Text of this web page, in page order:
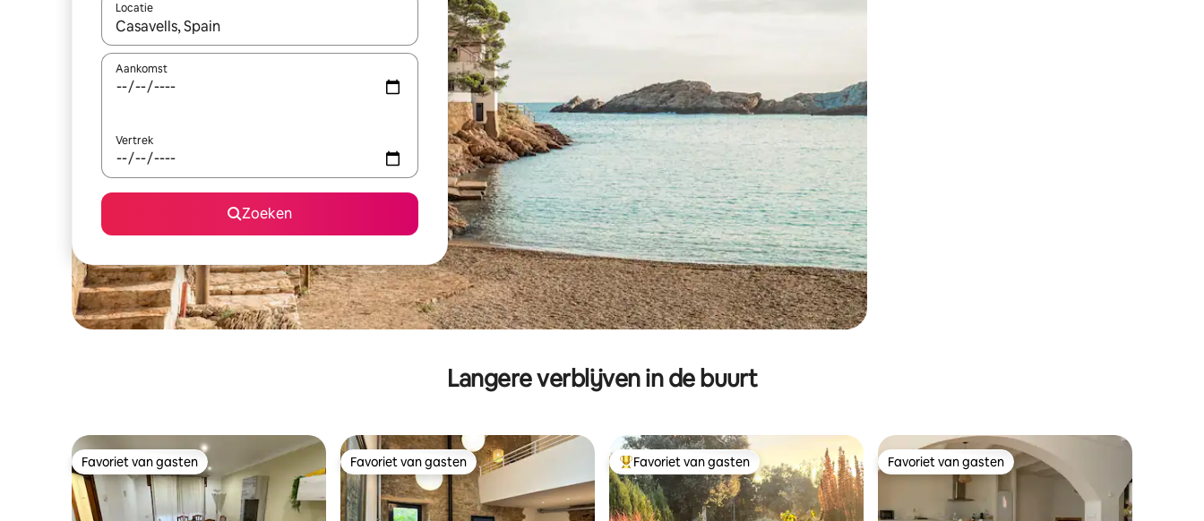
Locatie
Wanneer er resultaten beschikbaar zijn, maak je een keuze met je de pijltjestoetsen omhoog en omlaag, óf door te tikken of swipen.
Aankomst
Vertrek
Zoeken
Langere verblijven in de buurt
Favoriet van gasten
Favoriet van gasten Favoriet van gasten
Favoriet van gasten Topfavoriet van gasten
Favoriet van gasten Favoriet van gasten
Favoriet van gasten